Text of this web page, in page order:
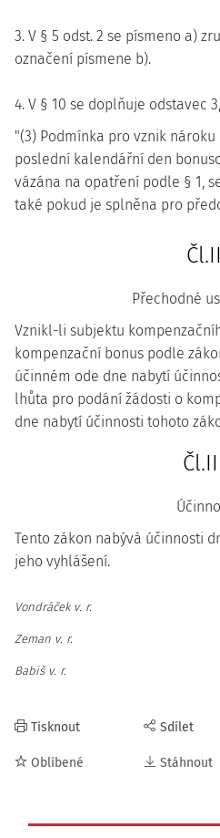
3. V § 5 odst. 2 se písmeno a)
označení písmene b).
4. V § 10 se doplňuje odstavec
"(3) Podmínka pro vznik
poslední kalendářní den
vázána na opatření podle § 1,
také pokud je splněna pro
Čl.II
Přechodné
Vznikl-li subjektu
kompenzační bonus podle
účinném ode dne nabytí
lhůta pro podání žádosti o
dne nabytí účinnosti tohoto
Tento zákon nabývá účinnosti
jeho vyhlášení.
Vondráček v. r.
Zeman v. r.
Babiš v. r.
Tisknout
Oblíbené
Sdílet
Stáhnout